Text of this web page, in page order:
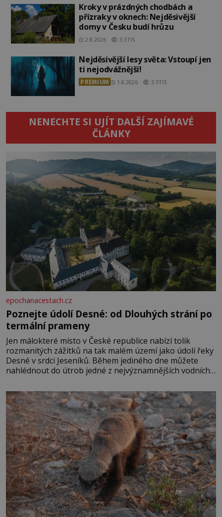
Kroky v prázdných chodbách a
přízraky v oknech: Nejděsivější
domy v Česku budí hrůzu
2.8.2026 3.3TIS
Nejděsivější lesy světa: Vstoupí jen
ti nejodvážnější!
PREMIUM 1.8.2026 3.5TIS
NENECHTE SI UJÍT DALŠÍ ZAJÍMAVÉ
ČLÁNKY
epochanacestach.cz
Poznejte údolí Desné: od Dlouhých strání po
termální prameny
Jen málokteré místo v České republice nabízí tolik
rozmanitých zážitků na tak malém území jako údolí řeky
Desné v srdci Jeseníků. Během jediného dne můžete
nahlédnout do útrob jedné z nejvýznamnějších vodních
se na koloběžce a den zakončit poznáváním památek ve
Velkých Losinách nebo v termálním